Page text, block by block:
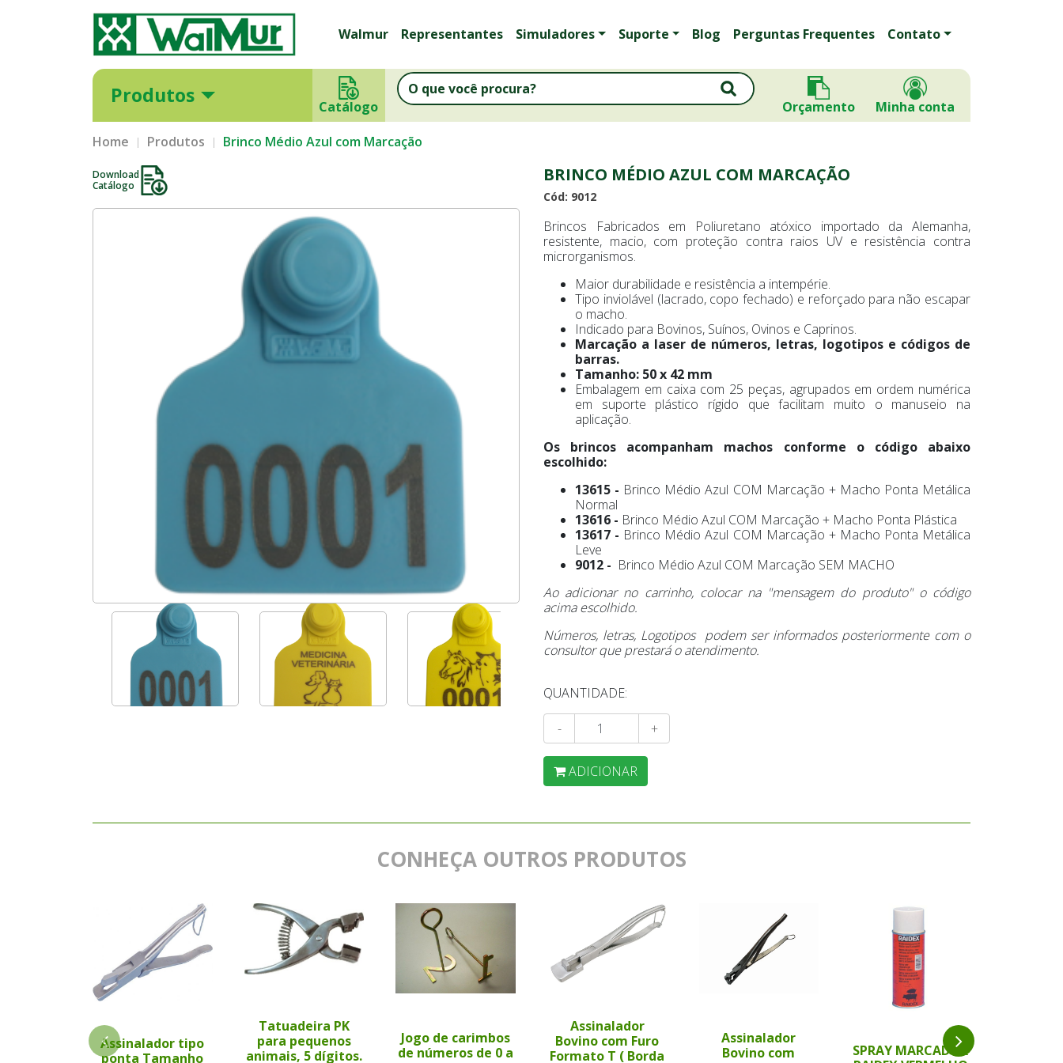
Walmur Representantes Simuladores Suporte Blog Perguntas Frequentes Contato
Produtos Catálogo Orçamento Minha conta
Home Produtos Brinco Médio Azul com Marcação
Download
Catálogo
BRINCO MÉDIO AZUL COM MARCAÇÃO
Cód: 9012
Brincos Fabricados em Poliuretano atóxico importado da Alemanha,
resistente, macio, com proteção contra raios UV e resistência contra
microrganismos.
Maior durabilidade e resistência a intempérie.
Tipo inviolável (lacrado, copo fechado) e reforçado para não escapar
o macho.
Indicado para Bovinos, Suínos, Ovinos e Caprinos.
Marcação a laser de números, letras, logotipos e códigos de
barras.
Tamanho: 50 x 42 mm
Embalagem em caixa com 25 peças, agrupados em ordem numérica
em suporte plástico rígido que facilitam muito o manuseio na
aplicação.
Os brincos acompanham machos conforme o código abaixo
escolhido:
13615 - Brinco Médio Azul COM Marcação + Macho Ponta Metálica
Normal
13616 - Brinco Médio Azul COM Marcação + Macho Ponta Plástica
13617 - Brinco Médio Azul COM Marcação + Macho Ponta Metálica
Leve
9012 - Brinco Médio Azul COM Marcação SEM MACHO
Ao adicionar no carrinho, colocar na "mensagem do produto" o código
acima escolhido.
Números, letras, Logotipos podem ser informados posteriormente com o
consultor que prestará o atendimento.
QUANTIDADE:
- +
ADICIONAR
CONHEÇA OUTROS PRODUTOS
Assinalador tipo
ponta Tamanho
Tatuadeira PK
para pequenos
animais, 5 dígitos.
Jogo de carimbos
de números de 0 a
Assinalador
Bovino com Furo
Formato T ( Borda
Assinalador
Bovino com
SPRAY MARCADOR